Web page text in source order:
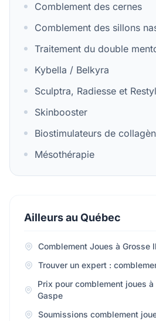
Comblement des cernes
Comblement des sillons
Traitement du double
Kybella / Belkyra
Sculptra, Radiesse et
Skinbooster
Biostimulateurs de
Mésothérapie
Ailleurs au Québec
Comblement Joues à Grosse
Trouver un expert :
Prix pour comblement joues
Gaspe
Soumissions comblement